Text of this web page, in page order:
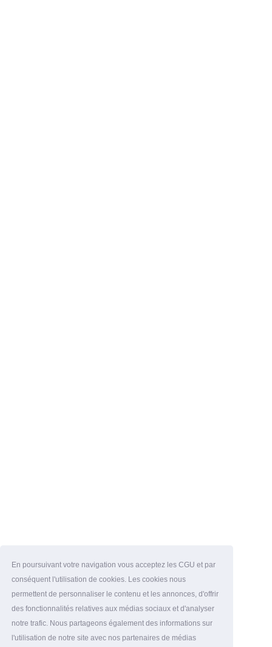
En poursuivant votre navigation vous acceptez les CGU et par
conséquent l'utilisation de cookies. Les cookies nous
permettent de personnaliser le contenu et les annonces, d'offrir
des fonctionnalités relatives aux médias sociaux et d'analyser
notre trafic. Nous partageons également des informations sur
l'utilisation de notre site avec nos partenaires de médias